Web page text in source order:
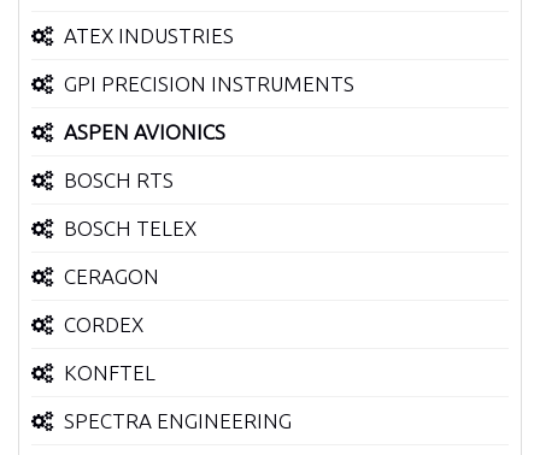
ATEX INDUSTRIES
GPI PRECISION INSTRUMENTS
ASPEN AVIONICS
BOSCH RTS
BOSCH TELEX
CERAGON
CORDEX
KONFTEL
SPECTRA ENGINEERING